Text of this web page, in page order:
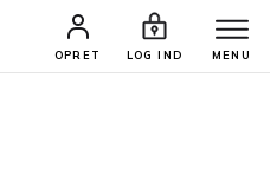
OPRET LOG IND MENU
SØG PROFIL